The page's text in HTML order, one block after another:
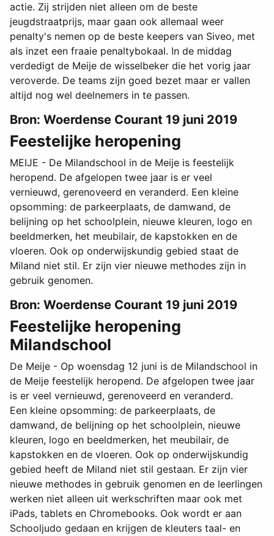
actie. Zij strijden niet alleen om de beste
jeugdstraatprijs, maar gaan ook allemaal weer
penalty's nemen op de beste keepers van Siveo, met
als inzet een fraaie penaltybokaal. In de middag
verdedigt de Meije de wisselbeker die het vorig jaar
veroverde. De teams zijn goed bezet maar er vallen
altijd nog wel deelnemers in te passen.
Bron: Woerdense Courant 19 juni 2019
Feestelijke heropening
MEIJE - De Milandschool in de Meije is feestelijk
heropend. De afgelopen twee jaar is er veel
vernieuwd, gerenoveerd en veranderd. Een kleine
opsomming: de parkeerplaats, de damwand, de
belijning op het schoolplein, nieuwe kleuren, logo en
beeldmerken, het meubilair, de kapstokken en de
vloeren. Ook op onderwijskundig gebied staat de
Miland niet stil. Er zijn vier nieuwe methodes zijn in
gebruik genomen.
Bron: Woerdense Courant 19 juni 2019
Feestelijke heropening
Milandschool
De Meije - Op woensdag 12 juni is de Milandschool in
de Meije feestelijk heropend. De afgelopen twee jaar
is er veel vernieuwd, gerenoveerd en veranderd.
Een kleine opsomming: de parkeerplaats, de
damwand, de belijning op het schoolplein, nieuwe
kleuren, logo en beeldmerken, het meubilair, de
kapstokken en de vloeren. Ook op onderwijskundig
gebied heeft de Miland niet stil gestaan. Er zijn vier
nieuwe methodes in gebruik genomen en de leerlingen
werken niet alleen uit werkschriften maar ook met
iPads, tablets en Chromebooks. Ook wordt er aan
Schooljudo gedaan en krijgen de kleuters taal- en